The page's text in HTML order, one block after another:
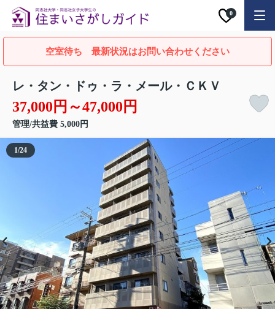
0
空室待ち 最新状況はお問い合わせください
レ・タン・ドゥ・ラ・メール・ＣＫＶ
37,000円～47,000円
管理/共益費 5,000円
1/24